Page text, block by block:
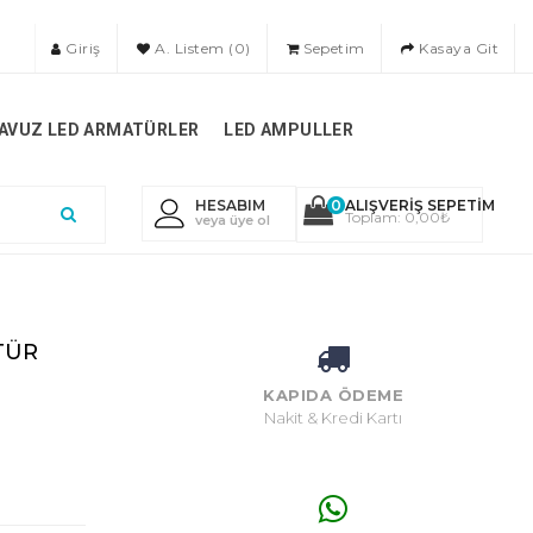
Giriş A. Listem (0) Sepetim Kasaya Git
LED ARMATÜRLER LED AMPULLER
HESABIM
veya üye ol
ALIŞVERIŞ SEPETIM
0
Toplam: 0,00₺
KAPIDA ÖDEME
Nakit & Kredi Kartı